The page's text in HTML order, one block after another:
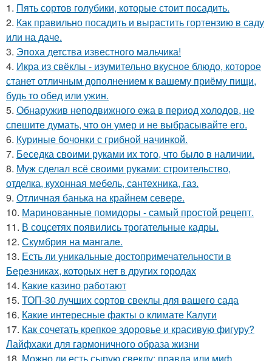
1. Пять сортов голубики, которые стоит посадить.
2. Как правильно посадить и вырастить гортензию в саду
или на даче.
3. Эпоха детства известного мальчика!
4. Икра из свёклы - изумительно вкусное блюдо, которое
станет отличным дополнением к вашему приёму пищи,
будь то обед или ужин.
5. Обнаружив неподвижного ежа в период холодов, не
спешите думать, что он умер и не выбрасывайте его.
6. Куриные бочонки с грибной начинкой.
7. Беседка своими руками их того, что было в наличии.
8. Муж сделал всё своими руками: строительство,
отделка, кухонная мебель, сантехника, газ.
9. Отличная банька на крайнем севере.
10. Маринованные помидоры - самый простой рецепт.
11. В соцсетях появились трогательные кадры.
12. Скумбрия на мангале.
13. Есть ли уникальные достопримечательности в
Березниках, которых нет в других городах
14. Какие казино работают
15. ТОП-30 лучших сортов свеклы для вашего сада
16. Какие интересные факты о климате Калуги
17. Как сочетать крепкое здоровье и красивую фигуру?
Лайфхаки для гармоничного образа жизни